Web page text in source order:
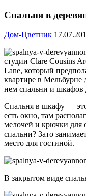
Спальня в
Дом-Цветник
студии Clare Cousins
Lane, который
квартире в Мельбурне
нем спальни и шкафов
Спальня в шкафу —
есть окно, там
мелочей и крючки
спальни? Зато
место для гостиной.
В закрытом виде